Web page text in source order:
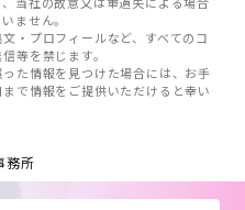
ません。
・プロフィールなど、すべてのコ
等を禁じます。
た情報を見つけた場合には、お手
で情報をご提供いただけると幸い
務所